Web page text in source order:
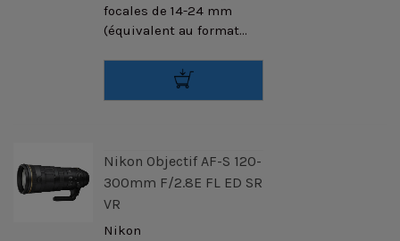
focales de 14-24 mm
(équivalent au format...
Nikon Objectif AF-S 120-
300mm F/2.8E FL ED SR
VR
Nikon